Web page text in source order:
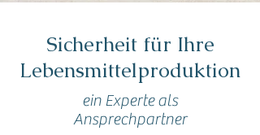
Sicherheit für Ihre
Lebensmittelproduktion
ein Experte als
Ansprechpartner